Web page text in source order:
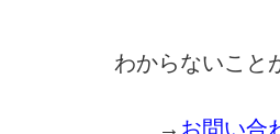
わからないこと
→ お問い合